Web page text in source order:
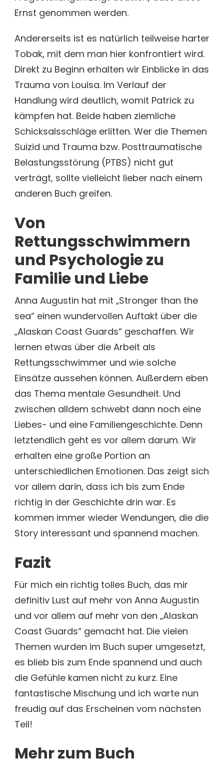
Ernst genommen werden.
Andererseits ist es natürlich teilweise harter
Tobak, mit dem man hier konfrontiert wird.
Direkt zu Beginn erhalten wir Einblicke in das
Trauma von Louisa. Im Verlauf der
Handlung wird deutlich, womit Patrick zu
kämpfen hat. Beide haben ziemliche
Schicksalsschläge erlitten. Wer die Themen
Suizid und Trauma bzw. Posttraumatische
Belastungsstörung (PTBS) nicht gut
verträgt, sollte vielleicht lieber nach einem
anderen Buch greifen.
Von
Rettungsschwimmern
und Psychologie zu
Familie und Liebe
Anna Augustin hat mit „Stronger than the
sea“ einen wundervollen Auftakt über die
„Alaskan Coast Guards“ geschaffen. Wir
lernen etwas über die Arbeit als
Rettungsschwimmer und wie solche
Einsätze aussehen können. Außerdem eben
das Thema mentale Gesundheit. Und
zwischen alldem schwebt dann noch eine
Liebes- und eine Familiengeschichte. Denn
letztendlich geht es vor allem darum. Wir
erhalten eine große Portion an
unterschiedlichen Emotionen. Das zeigt sich
vor allem darin, dass ich bis zum Ende
richtig in der Geschichte drin war. Es
kommen immer wieder Wendungen, die die
Story interessant und spannend machen.
Fazit
Für mich ein richtig tolles Buch, das mir
definitiv Lust auf mehr von Anna Augustin
und vor allem auf mehr von den „Alaskan
Coast Guards“ gemacht hat. Die vielen
Themen wurden im Buch super umgesetzt,
es blieb bis zum Ende spannend und auch
die Gefühle kamen nicht zu kurz. Eine
fantastische Mischung und ich warte nun
freudig auf das Erscheinen vom nächsten
Teil!
Mehr zum Buch